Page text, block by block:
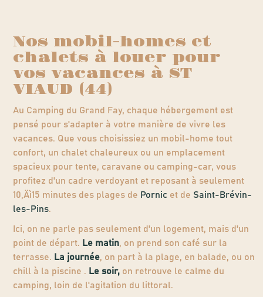
Nos mobil-homes et
chalets à louer pour
vos vacances à ST
VIAUD (44)
Au Camping du Grand Fay, chaque hébergement est
pensé pour s'adapter à votre manière de vivre les
vacances. Que vous choisissiez un mobil-home tout
confort, un chalet chaleureux ou un emplacement
spacieux pour tente, caravane ou camping-car, vous
profitez d'un cadre verdoyant et reposant à seulement
10‚Äì15 minutes des plages de Pornic et de Saint-Brévin-
les-Pins.
Ici, on ne parle pas seulement d'un logement, mais d'un
point de départ. Le matin, on prend son café sur la
terrasse. La journée, on part à la plage, en balade, ou on
chill à la piscine . Le soir, on retrouve le calme du
camping, loin de l'agitation du littoral.